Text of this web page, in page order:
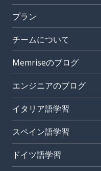
プラン
チームについて
Memriseのブログ
エンジニアのブログ
イタリア語学習
スペイン語学習
ドイツ語学習